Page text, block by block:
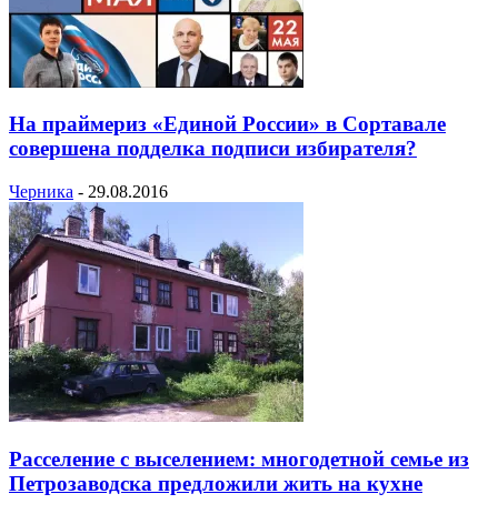
На праймериз «Единой России» в Сортавале
совершена подделка подписи избирателя?
Черника - 29.08.2016
Расселение с выселением: многодетной семье из
Петрозаводска предложили жить на кухне